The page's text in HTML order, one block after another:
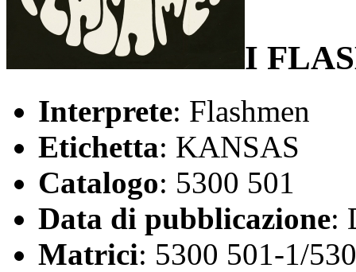
I
Interprete: Flashmen
Etichetta: KANSAS
Catalogo: 5300 501
Data di pubblicazione:
Matrici: 5300 501-1/